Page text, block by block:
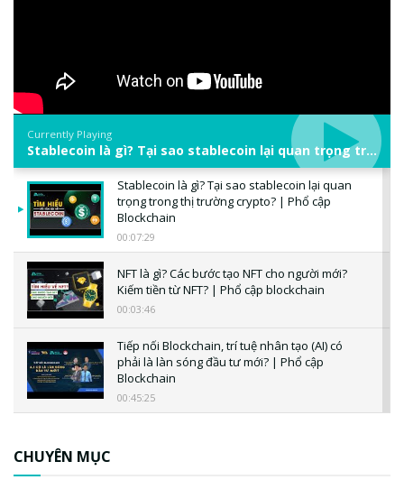
Currently Playing
Stablecoin là gì? Tại sao stablecoin lại quan trọng trong thị trường crypto? | Phổ cập Blockchain
Stablecoin là gì? Tại sao stablecoin lại quan
trọng trong thị trường crypto? | Phổ cập
Blockchain
00:07:29
NFT là gì? Các bước tạo NFT cho người mới?
Kiếm tiền từ NFT? | Phổ cập blockchain
00:03:46
Tiếp nối Blockchain, trí tuệ nhân tạo (AI) có
phải là làn sóng đầu tư mới? | Phổ cập
Blockchain
00:45:25
CHUYÊN MỤC